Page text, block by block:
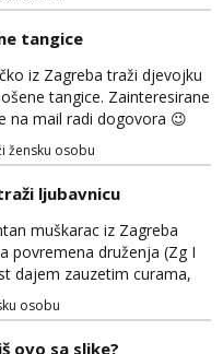
tangice
iz Zagreba traži djevojku
tangice. Zainteresirane
na mail radi dogovora 😉
žensku osobu
ljubavnicu
muškarac iz Zagreba
povremena druženja (Zg I
dajem zauzetim curama,
je diskrecija jako bitna kao
mail gdje možemo
💋
osobu
ovo sa slike?